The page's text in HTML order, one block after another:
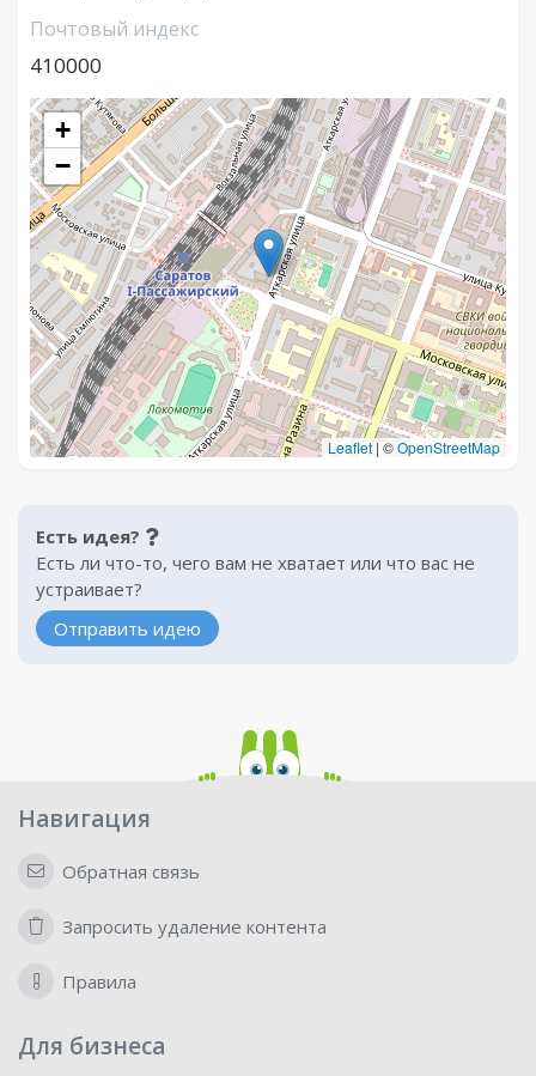
Почтовый индекс
410000
+
−
Leaflet | ©OpenStreetMap
Есть идея?
Есть ли что-то, чего вам не хватает или что вас не
устраивает?
Отправить идею
Навигация
Обратная связь
Запросить удаление контента
Правила
Для бизнеса